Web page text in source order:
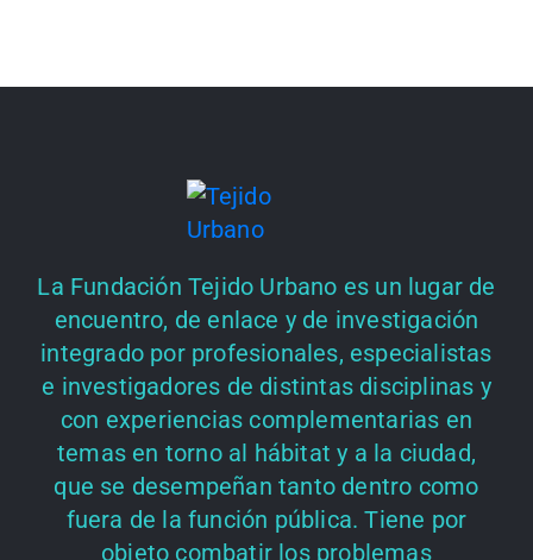
La Fundación Tejido Urbano es un lugar de
encuentro, de enlace y de investigación
integrado por profesionales, especialistas
e investigadores de distintas disciplinas y
con experiencias complementarias en
temas en torno al hábitat y a la ciudad,
que se desempeñan tanto dentro como
fuera de la función pública. Tiene por
objeto combatir los problemas